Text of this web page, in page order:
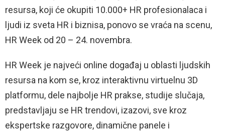
resursa, koji će okupiti 10.000+ HR profesionalaca i
ljudi iz sveta HR i biznisa, ponovo se vraća na scenu,
HR Week od 20 – 24. novembra.
HR Week je najveći online događaj u oblasti ljudskih
resursa na kom se, kroz interaktivnu virtuelnu 3D
platformu, dele najbolje HR prakse, studije slučaja,
predstavljaju se HR trendovi, izazovi, sve kroz
ekspertske razgovore, dinamične panele i